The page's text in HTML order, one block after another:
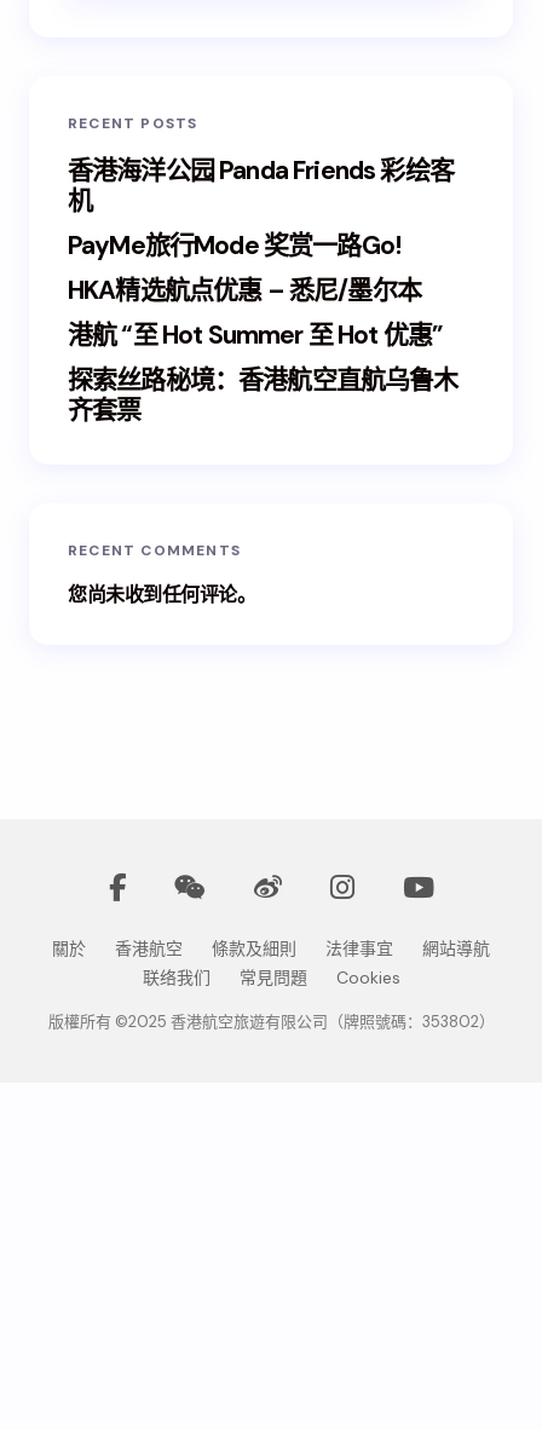
RECENT POSTS
香港海洋公园 Panda Friends 彩绘客
机
PayMe旅行Mode 奖赏一路Go!
HKA精选航点优惠 – 悉尼/墨尔本
港航 “至 Hot Summer 至 Hot 优惠”
探索丝路秘境：香港航空直航乌鲁木
齐套票
RECENT COMMENTS
您尚未收到任何评论。
關於 香港航空 條款及細則 法律事宜
網站導航
联络我们
常見問題 Cookies
版權所有 ©2025 香港航空旅遊有限公司（牌照號碼：353802）